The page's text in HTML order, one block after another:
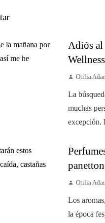
Adiós
Otilia
La
muchas
excepción.
Otilia
Los
la época